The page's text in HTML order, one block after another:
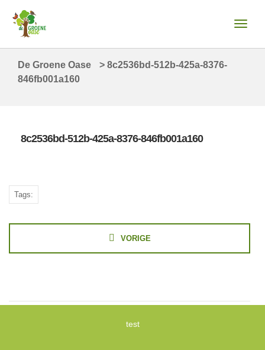
De Groene Oase > 8c2536bd-512b-425a-8376-
846fb001a160
8c2536bd-512b-425a-8376-846fb001a160
Tags:
VORIGE
test